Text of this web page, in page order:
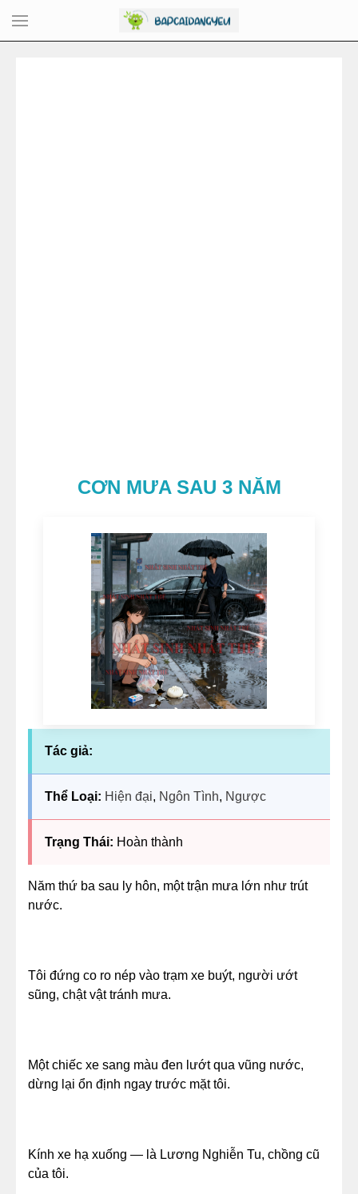
CƠN MƯA SAU 3 NĂM
Tác giả:
Thể Loại: Hiện đại, Ngôn Tình, Ngược
Trạng Thái: Hoàn thành
Năm thứ ba sau ly hôn, một trận mưa lớn như trút
nước.
Tôi đứng co ro nép vào trạm xe buýt, người ướt
sũng, chật vật tránh mưa.
Một chiếc xe sang màu đen lướt qua vũng nước,
dừng lại ổn định ngay trước mặt tôi.
Kính xe hạ xuống — là Lương Nghiễn Tu, chồng cũ
của tôi.